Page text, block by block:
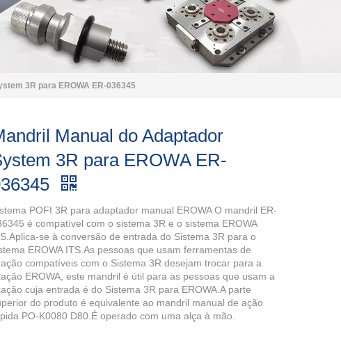
3R para EROWA ER-036345
Manual do Adaptador
3R para EROWA ER-
POFI 3R para adaptador manual EROWA O mandril ER-
é compatível com o sistema 3R e o sistema EROWA
se à conversão de entrada do Sistema 3R para o
EROWA ITS.As pessoas que usam ferramentas de
compatíveis com o Sistema 3R desejam trocar para a
EROWA, este mandril é útil para as pessoas que usam a
cuja entrada é do Sistema 3R para EROWA.A parte
do produto é equivalente ao mandril manual de ação
PO-K0080 D80.É operado com uma alça à mão.